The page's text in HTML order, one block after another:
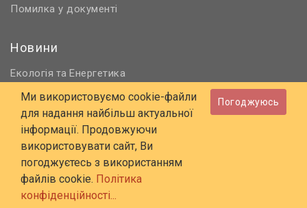
Помилка у документі
Новини
Екологія та Енергетика
Нормативне регулювання
Будівництво та проєктування
Охорона праці та ПБ
© 2006 - 2026 Всі права захищені
E-mail: online@budstandart.com
Ми використовуємо cookie-файли
для надання найбільш актуальної
інформації. Продовжуючи
використовувати сайт, Ви
погоджуєтесь з використанням
файлів cookie. Політика
конфіденційності...
Погоджуюсь